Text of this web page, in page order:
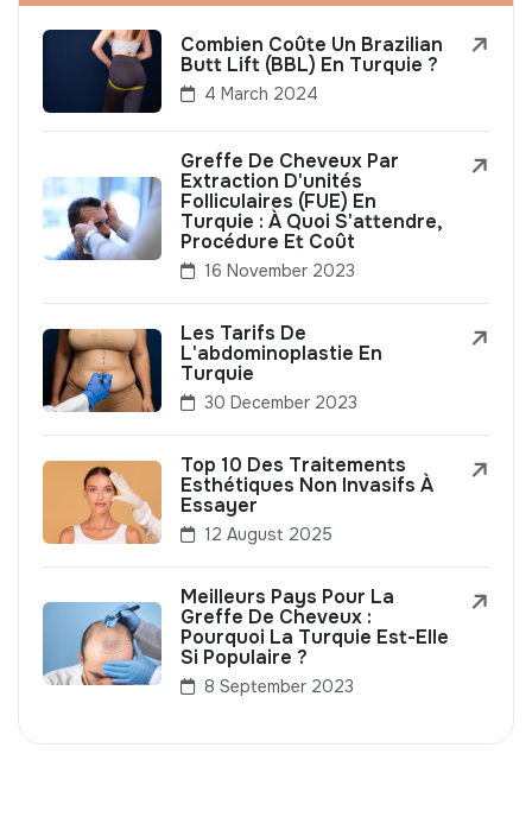
Combien Coûte Un Brazilian
Butt Lift (BBL) En Turquie ?
4 March 2024
Greffe De Cheveux Par
Extraction D'unités
Folliculaires (FUE) En
Turquie : À Quoi S'attendre,
Procédure Et Coût
16 November 2023
Les Tarifs De
L'abdominoplastie En
Turquie
30 December 2023
Top 10 Des Traitements
Esthétiques Non Invasifs À
Essayer
12 August 2025
Meilleurs Pays Pour La
Greffe De Cheveux :
Pourquoi La Turquie Est-Elle
Si Populaire ?
8 September 2023